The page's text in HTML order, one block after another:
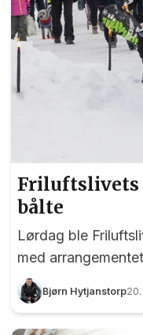
Friluftslivets
bålte
Lørdag ble
med
Eidsvoll var det
markeringer, blant
Bjørn Hytjanstorp